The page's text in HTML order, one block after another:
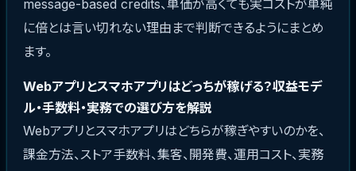
message-based credits、単価が高くても実コストが単純
に倍とは言い切れない理由まで判断できるようにまとめ
ます。
Webアプリとスマホアプリはどっちが稼げる？収益モデ
ル・手数料・実務での選び方を解説
Webアプリとスマホアプリはどちらが稼ぎやすいのかを、
課金方法、ストア手数料、集客、開発費、運用コスト、実務